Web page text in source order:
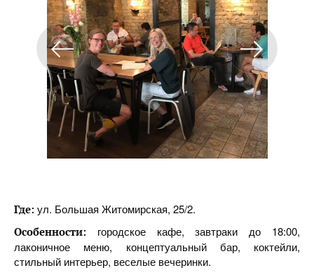
Где: ул. Большая Житомирская, 25/2.
Особенности: городское кафе, завтраки до 18:00,
лаконичное меню, концептуальный бар, коктейли,
стильный интерьер, веселые вечеринки.